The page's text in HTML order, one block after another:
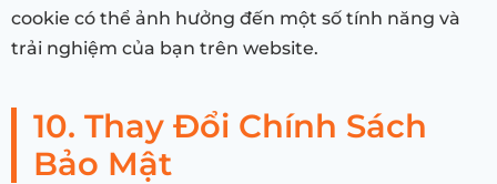
cookie có thể ảnh hưởng đến một số tính năng và
trải nghiệm của bạn trên website.
10. Thay Đổi Chính Sách
Bảo Mật